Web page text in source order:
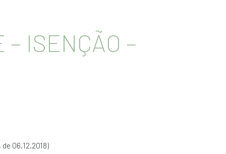
ISENÇÃO –
06.12.2018)